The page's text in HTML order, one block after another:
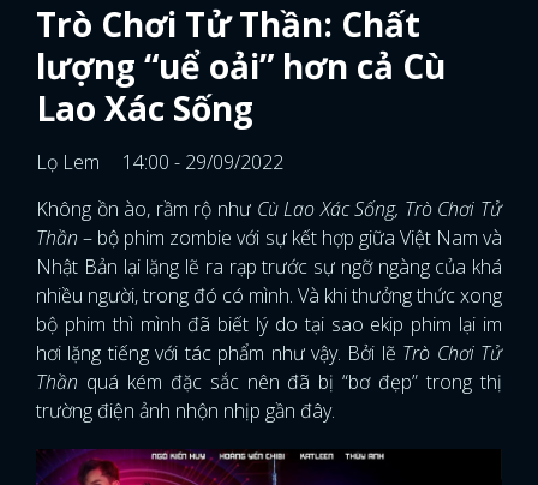
Trò Chơi Tử Thần: Chất
lượng “uể oải” hơn cả Cù
Lao Xác Sống
Lọ Lem
14:00 - 29/09/2022
Không ồn ào, rầm rộ như Cù Lao Xác Sống, Trò Chơi Tử
Thần – bộ phim zombie với sự kết hợp giữa Việt Nam và
Nhật Bản lại lặng lẽ ra rạp trước sự ngỡ ngàng của khá
nhiều người, trong đó có mình. Và khi thưởng thức xong
bộ phim thì mình đã biết lý do tại sao ekip phim lại im
hơi lặng tiếng với tác phẩm như vậy. Bởi lẽ Trò Chơi Tử
Thần quá kém đặc sắc nên đã bị “bơ đẹp” trong thị
trường điện ảnh nhộn nhịp gần đây.